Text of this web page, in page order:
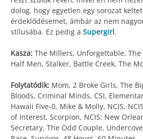
dolog, hogy egyetlen egy sorozat
érdeklődésemet, ámbár az nem
stílusába. Ez pedig a Supergirl.
Kasza: The Millers, Unforgettable,
Half Men, Stalker, Battle Creek, The
Folytatódik: Mom, 2 Broke Girls, The
Bloods, Criminal Minds, CSI,
Hawaii Five-0, Mike & Molly, NCIS,
of Interest, Scorpion, NCIS: New
Secretary, The Odd Couple,